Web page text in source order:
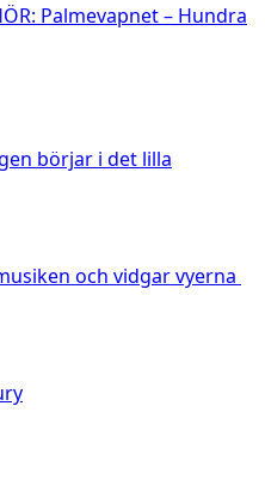
Palmevapnet – Hundra
börjar i det lilla
och vidgar vyerna